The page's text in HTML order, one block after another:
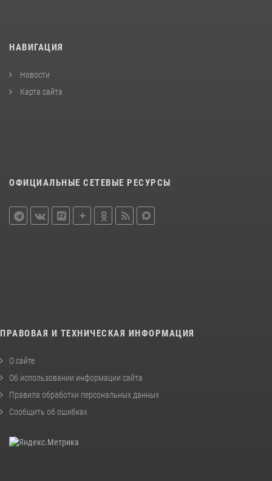
НАВИГАЦИЯ
Новости
Карта сайта
ОФИЦИАЛЬНЫЕ СЕТЕВЫЕ РЕСУРСЫ
ПРАВОВАЯ И ТЕХНИЧЕСКАЯ ИНФОРМАЦИЯ
О сайте
Об использовании информации сайта
Правила обработки персональных данных
Сообщить об ошибках